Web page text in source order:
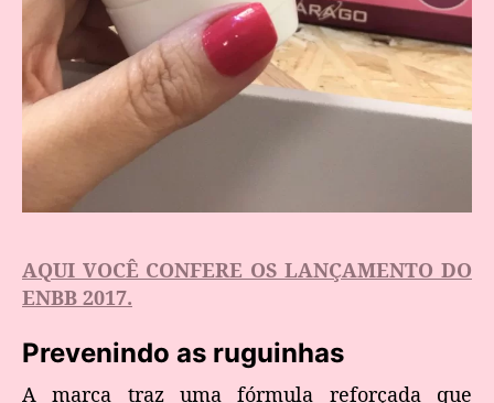
AQUI VOCÊ CONFERE OS LANÇAMENTO DO
ENBB 2017.
Prevenindo as ruguinhas
A marca traz uma fórmula reforçada que